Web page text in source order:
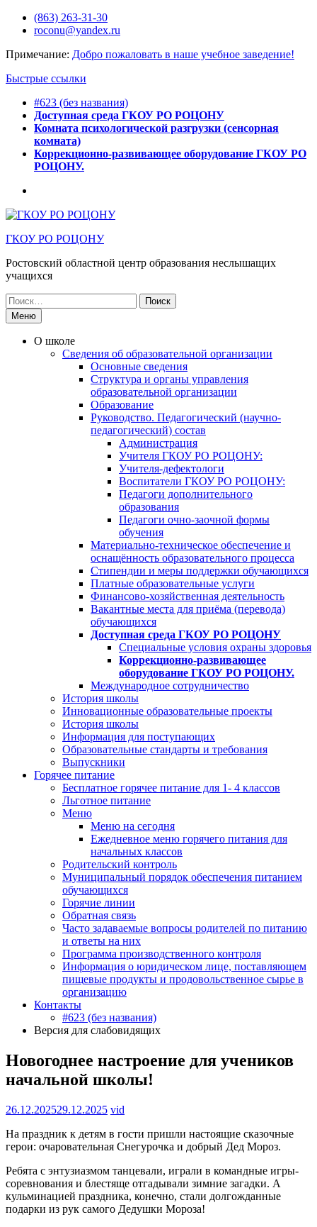
Перейти(863) 263-31-30
roconu@yandex.ru
Примечание: Добро пожаловать в наше учебное заведение!
Быстрые ссылки
#623 (без названия)
Доступная среда ГКОУ РО РОЦОНУ
Комната психологической разгрузки (сенсорная
комната)
Коррекционно-развивающее оборудование ГКОУ РО
РОЦОНУ.
ГКОУ РО РОЦОНУ
Ростовский областной центр образования неслышащих
учащихся
Искать:
Меню
О школе
Сведения об образовательной организации
Основные сведения
Структура и органы управления
образовательной организации
Образование
Руководство. Педагогический (научно-
педагогический) состав
Администрация
Учителя ГКОУ РО РОЦОНУ:
Учителя-дефектологи
Воспитатели ГКОУ РО РОЦОНУ:
Педагоги дополнительного
образования
Педагоги очно-заочной формы
обучения
Материально-техническое обеспечение и
оснащённость образовательного процесса
Стипендии и меры поддержки обучающихся
Платные образовательные услуги
Финансово-хозяйственная деятельность
Вакантные места для приёма (перевода)
обучающихся
Доступная среда ГКОУ РО РОЦОНУ
Специальные условия охраны здоровья
Коррекционно-развивающее
оборудование ГКОУ РО РОЦОНУ.
Международное сотрудничество
История школы
Инновационные образовательные проекты
История школы
Информация для поступающих
Образовательные стандарты и требования
Выпускники
Горячее питание
Бесплатное горячее питание для 1- 4 классов
Льготное питание
Меню
Меню на сегодня
Ежедневное меню горячего питания для
начальных классов
Родительский контроль
Муниципальный порядок обеспечения питанием
обучающихся
Горячие линии
Обратная связь
Часто задаваемые вопросы родителей по питанию
и ответы на них
Программа производственного контроля
Информация о юридическом лице, поставляющем
пищевые продукты и продовольственное сырье в
организацию
Контакты
#623 (без названия)
Версия для слабовидящих
Новогоднее настроение для учеников
начальной школы!
26.12.202529.12.2025 vid
На праздник к детям в гости пришли настоящие сказочные
герои: очаровательная Снегурочка и добрый Дед Мороз.
Ребята с энтузиазмом танцевали, играли в командные игры-
соревнования и блестяще отгадывали зимние загадки. А
кульминацией праздника, конечно, стали долгожданные
подарки из рук самого Дедушки Мороза!